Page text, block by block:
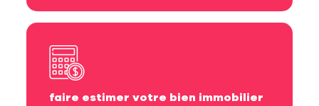
faire estimer votre bien immobilier